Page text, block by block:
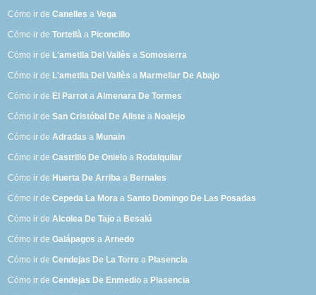
Cómo ir deCanelles aVega
Cómo ir deTortellà a Piconcillo
Cómo ir de L'ametlla Del Vallès aSomosierra
Cómo ir de L'ametlla Del Vallès a Marmellar De Abajo
Cómo ir de El Parrot aAlmenara De Tormes
Cómo ir deSan Cristóbal De Aliste a Noalejo
Cómo ir deAdradas a Munain
Cómo ir deCastrillo De Onielo a Rodalquilar
Cómo ir de Huerta De Arriba a Bernales
Cómo ir deCepeda La Mora aSanto Domingo De Las Posadas
Cómo ir deAlcolea De Tajo a Besalú
Cómo ir deGalápagos aArnedo
Cómo ir deCendejas De La Torre a Plasencia
Cómo ir deCendejas De Enmedio a Plasencia